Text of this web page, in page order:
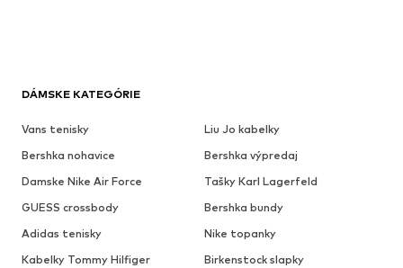
DÁMSKE KATEGÓRIE
Vans tenisky
Liu Jo kabelky
Bershka nohavice
Bershka výpredaj
Damske Nike Air Force
Tašky Karl Lagerfeld
GUESS crossbody
Bershka bundy
Adidas tenisky
Nike topanky
Kabelky Tommy Hilfiger
Birkenstock slapky